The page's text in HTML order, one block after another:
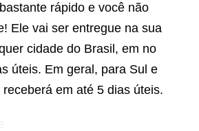
rápido e você não
Ele vai ser entregue na sua
cidade do Brasil, em no
úteis. Em geral, para Sul e
em até 5 dias úteis.